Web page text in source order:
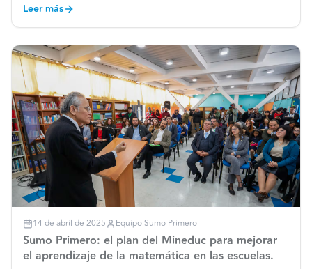
de-educacion-presenta-el-plan-nacional-sumo-primero-
para-mejorar-ap…
Leer más
14 de abril de 2025 Equipo Sumo Primero
Sumo Primero: el plan del Mineduc para mejorar
el aprendizaje de la matemática en las escuelas.